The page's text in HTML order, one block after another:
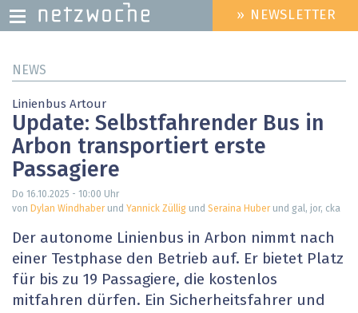
zum
HEADER
MENU
» NEWSLETTER
NEWS
Linienbus Artour
Update: Selbstfahrender Bus in
Arbon transportiert erste
Passagiere
Do 16.10.2025 - 10:00 Uhr
von Dylan Windhaberund Yannick Züllig und Seraina Huberund gal, jor, cka
Der autonome Linienbus in Arbon nimmt nach
einer Testphase den Betrieb auf. Er bietet Platz
für bis zu 19 Passagiere, die kostenlos
mitfahren dürfen. Ein Sicherheitsfahrer und